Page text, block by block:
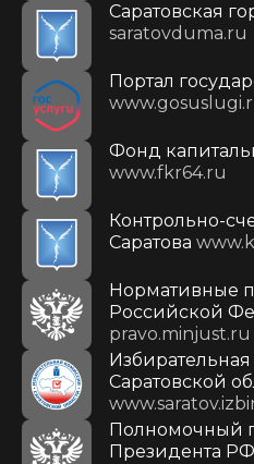
Саратовская
saratovduma.ru
Портал
Фонд
www.fkr64.ru
Контрольно-
Саратова
Нормативные
Российской
pravo.minjust.ru
Саратовской
Полномочный
Президента